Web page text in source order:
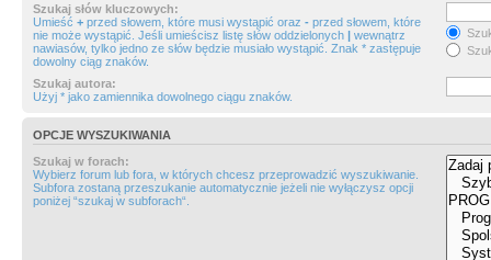
Szukaj słów kluczowych:
Umieść + przed słowem, które musi wystąpić oraz - przed słowem, które
nie może wystąpić. Jeśli umieścisz listę słów oddzielonych | wewnątrz
nawiasów, tylko jedno ze słów będzie musiało wystąpić. Znak * zastępuje
dowolny ciąg znaków.
Szukaj autora:
Użyj * jako zamiennika dowolnego ciągu znaków.
OPCJE WYSZUKIWANIA
Szukaj w forach:
Wybierz forum lub fora, w których chcesz przeprowadzić wyszukiwanie.
Subfora zostaną przeszukanie automatycznie jeżeli nie wyłączysz opcji
poniżej “szukaj w subforach“.